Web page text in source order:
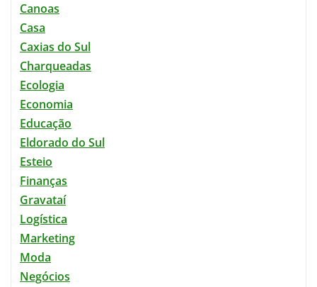
Canoas
Casa
Caxias do Sul
Charqueadas
Ecologia
Economia
Educação
Eldorado do Sul
Esteio
Finanças
Gravataí
Logística
Marketing
Moda
Negócios